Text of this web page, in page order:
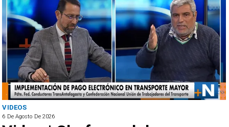
ANTOFAGASTA
6 De Agosto De 2026